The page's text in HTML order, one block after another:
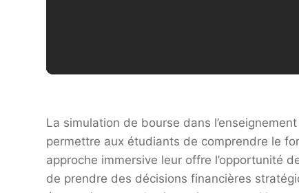
La simulation de bourse dans
permettre aux étudiants de comprendre le
approche immersive leur offre l’opportunité
de prendre des décisions financières